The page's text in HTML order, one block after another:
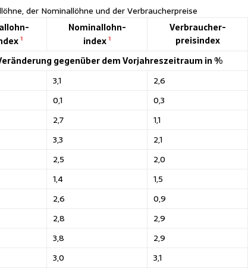
der Nominallöhne und der Verbraucherpreise
1
Nominallohn-
index1
Verbraucher-
preisindex
gegenüber dem Vorjahreszeitraum in %
3,1
2,6
0,1
0,3
2,7
1,1
3,3
2,1
2,5
2,0
1,4
1,5
2,6
0,9
2,8
2,9
3,8
2,9
3,0
3,1